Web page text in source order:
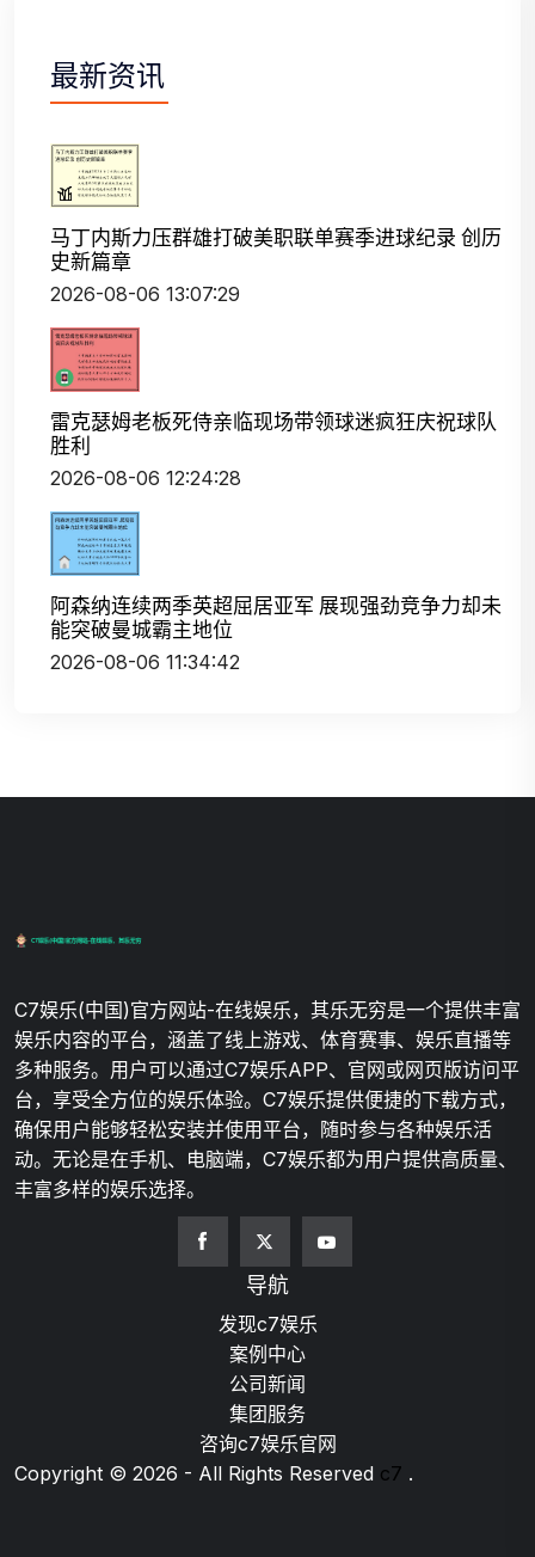
最新资讯
马丁内斯力压群雄打破美职联单赛季进球纪录 创历
史新篇章
2026-08-06 13:07:29
雷克瑟姆老板死侍亲临现场带领球迷疯狂庆祝球队
胜利
2026-08-06 12:24:28
阿森纳连续两季英超屈居亚军 展现强劲竞争力却未
能突破曼城霸主地位
2026-08-06 11:34:42
C7娱乐(中国)官方网站-在线娱乐，其乐无穷是一个提供丰富
娱乐内容的平台，涵盖了线上游戏、体育赛事、娱乐直播等
多种服务。用户可以通过C7娱乐APP、官网或网页版访问平
台，享受全方位的娱乐体验。C7娱乐提供便捷的下载方式，
确保用户能够轻松安装并使用平台，随时参与各种娱乐活
动。无论是在手机、电脑端，C7娱乐都为用户提供高质量、
丰富多样的娱乐选择。
导航
发现c7娱乐
案例中心
公司新闻
集团服务
咨询c7娱乐官网
Copyright © 2026 - All Rights Reserved c7 .